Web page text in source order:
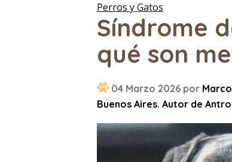
Perros y Gatos
Síndrome
qué son
04 Marzo 2026 por
Buenos Aires. Autor de